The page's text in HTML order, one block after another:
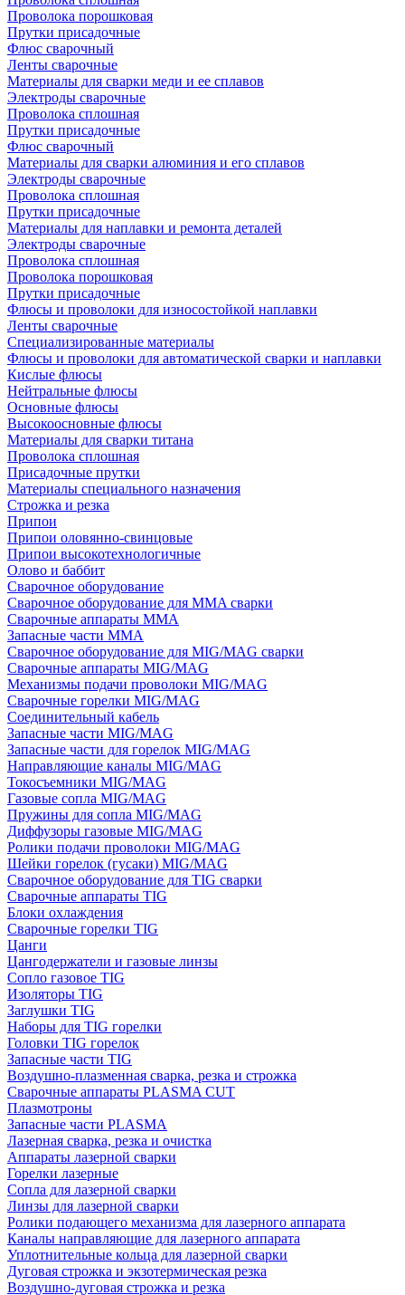
Проволока порошковая
Прутки присадочные
Флюс сварочный
Ленты сварочные
Материалы для сварки меди и ее сплавов
Электроды сварочные
Проволока сплошная
Прутки присадочные
Флюс сварочный
Материалы для сварки алюминия и его сплавов
Электроды сварочные
Проволока сплошная
Прутки присадочные
Материалы для наплавки и ремонта деталей
Электроды сварочные
Проволока сплошная
Проволока порошковая
Прутки присадочные
Флюсы и проволоки для износостойкой наплавки
Ленты сварочные
Специализированные материалы
Флюсы и проволоки для автоматической сварки и наплавки
Кислые флюсы
Нейтральные флюсы
Основные флюсы
Высокоосновные флюсы
Материалы для сварки титана
Проволока сплошная
Присадочные прутки
Материалы специального назначения
Строжка и резка
Припои
Припои оловянно-свинцовые
Припои высокотехнологичные
Олово и баббит
Сварочное оборудование
Сварочное оборудование для MMA сварки
Сварочные аппараты MMA
Запасные части MMA
Сварочное оборудование для MIG/MAG сварки
Сварочные аппараты MIG/MAG
Механизмы подачи проволоки MIG/MAG
Сварочные горелки MIG/MAG
Соединительный кабель
Запасные части MIG/MAG
Запасные части для горелок MIG/MAG
Направляющие каналы MIG/MAG
Токосъемники MIG/MAG
Газовые сопла MIG/MAG
Пружины для сопла MIG/MAG
Диффузоры газовые MIG/MAG
Ролики подачи проволоки MIG/MAG
Шейки горелок (гусаки) MIG/MAG
Сварочное оборудование для TIG сварки
Сварочные аппараты TIG
Блоки охлаждения
Сварочные горелки TIG
Цанги
Цангодержатели и газовые линзы
Сопло газовое TIG
Изоляторы TIG
Заглушки TIG
Наборы для TIG горелки
Головки TIG горелок
Запасные части TIG
Воздушно-плазменная сварка, резка и строжка
Сварочные аппараты PLASMA CUT
Плазмотроны
Запасные части PLASMA
Лазерная сварка, резка и очистка
Аппараты лазерной сварки
Горелки лазерные
Сопла для лазерной сварки
Линзы для лазерной сварки
Ролики подающего механизма для лазерного аппарата
Каналы направляющие для лазерного аппарата
Уплотнительные кольца для лазерной сварки
Дуговая строжка и экзотермическая резка
Воздушно-дуговая строжка и резка